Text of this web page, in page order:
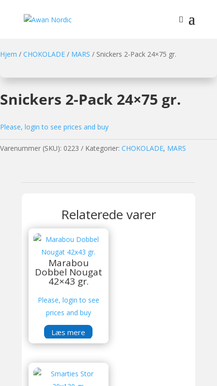
Hjem / CHOKOLADE / MARS / Snickers 2-Pack 24×75 gr.
Snickers 2-Pack 24×75 gr.
Please, login to see prices and buy
Varenummer (SKU): 0223 Kategorier: CHOKOLADE, MARS
Relaterede varer
Marabou
Dobbel Nougat
42×43 gr.
Please, login to see
prices and buy
Læs mere